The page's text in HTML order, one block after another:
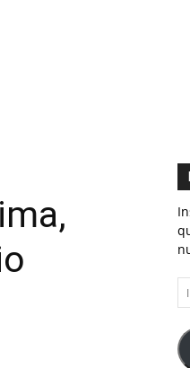
e-